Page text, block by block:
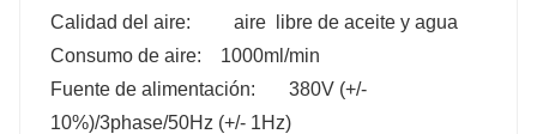
Calidad del aire: aire libre de aceite y agua
Consumo de aire: 1000ml/min
Fuente de alimentación: 380V (+/-
10%)/3phase/50Hz (+/- 1Hz)